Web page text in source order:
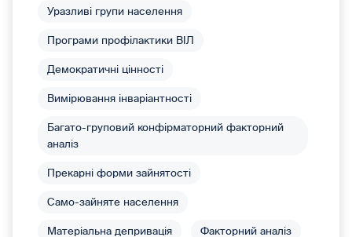
Уразливі групи населення
Програми профілактики ВІЛ
Демократичні цінності
Вимірювання інваріантності
Багато-груповий конфірматорний факторний
аналіз
Прекарні форми зайнятості
Само-зайняте населення
Матеріальна депривація Факторний аналіз